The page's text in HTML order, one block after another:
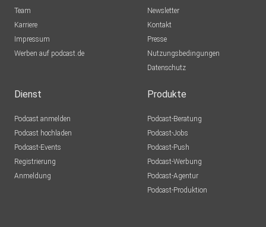
Team
Karriere
Impressum
Werben auf podcast.de
Newsletter
Kontakt
Presse
Nutzungsbedingungen
Datenschutz
Dienst
Podcast anmelden
Podcast hochladen
Podcast-Events
Registrierung
Anmeldung
Produkte
Podcast-Beratung
Podcast-Jobs
Podcast-Push
Podcast-Werbung
Podcast-Agentur
Podcast-Produktion